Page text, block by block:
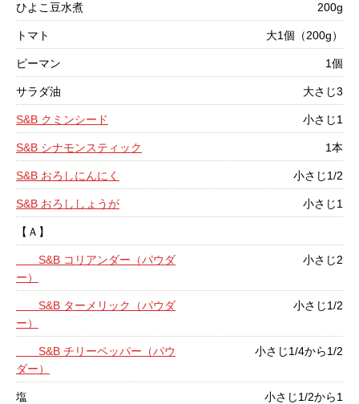
ひよこ豆水煮 200g
トマト 大1個（200g）
ピーマン 1個
サラダ油 大さじ3
S&B クミンシード 小さじ1
S&B シナモンスティック 1本
S&B おろしにんにく 小さじ1/2
S&B おろししょうが 小さじ1
【Ａ】
S&B コリアンダー（パウダ
ー）
小さじ2
S&B ターメリック（パウダ
ー）
小さじ1/2
S&B チリーペッパー（パウ
ダー）
小さじ1/4から1/2
塩 小さじ1/2から1